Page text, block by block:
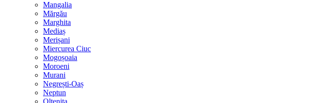
Mangalia
Mărgău
Marghita
Mediaș
Merișani
Miercurea Ciuc
Mogoșoaia
Moroeni
Murani
Negrești-Oaș
Neptun
Oltenița